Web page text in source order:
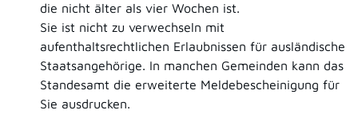
die nicht älter als vier Wochen ist.
Sie ist nicht zu verwechseln mit
aufenthaltsrechtlichen Erlaubnissen für ausländische
Staatsangehörige. In manchen Gemeinden kann das
Standesamt die erweiterte Meldebescheinigung für
Sie ausdrucken.